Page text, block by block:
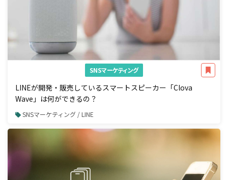
SNSマーケティング
LINEが開発・販売しているスマートスピーカー「Clova
Wave」は何ができるの？
SNSマーケティング / LINE